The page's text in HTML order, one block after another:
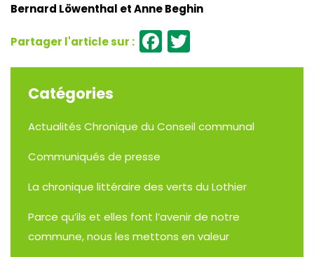
Bernard Löwenthal et Anne Beghin
Facebook
Catégories
Actualités Chronique du Conseil communal
Communiqués de presse
La chronique littéraire des verts du Lothier
Parce qu’ils et elles font l’avenir de notre
commune, nous les mettons en valeur